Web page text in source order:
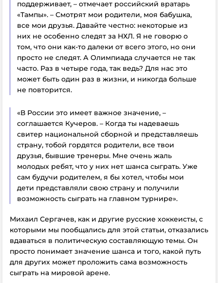
поддерживает, – отмечает российский вратарь
«Тампы». – Смотрят мои родители, моя бабушка,
все мои друзья. Давайте честно: некоторые из
них не особенно следят за НХЛ. Я не говорю о
том, что они как-то далеки от всего этого, но они
просто не следят. А Олимпиада случается не так
часто. Раз в четыре года, так ведь? Для нас это
может быть один раз в жизни, и никогда больше
не повторится.
«В России это имеет важное значение, –
соглашается Кучеров. – Когда ты надеваешь
свитер национальной сборной и представляешь
страну, тобой гордятся родители, все твои
друзья, бывшие тренеры. Мне очень жаль
молодых ребят, что у них нет шанса сыграть. Уже
сам будучи родителем, я бы хотел, чтобы мои
дети представляли свою страну и получили
возможность сыграть на главном турнире».
Михаил Сергачев, как и другие русские хоккеисты, с
которыми мы пообщались для этой статьи, отказались
вдаваться в политическую составляющую темы. Он
просто понимает значение шанса и того, какой путь
для других может проложить сама возможность
сыграть на мировой арене.